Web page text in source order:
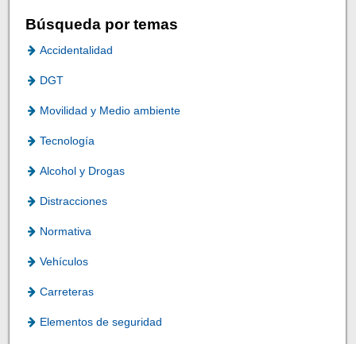
Búsqueda por temas
Accidentalidad
DGT
Movilidad y Medio ambiente
Tecnología
Alcohol y Drogas
Distracciones
Normativa
Vehículos
Carreteras
Elementos de seguridad